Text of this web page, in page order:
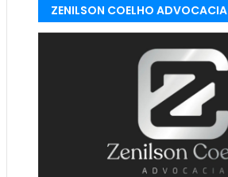
ZENILSON COELHO ADVOCACIA